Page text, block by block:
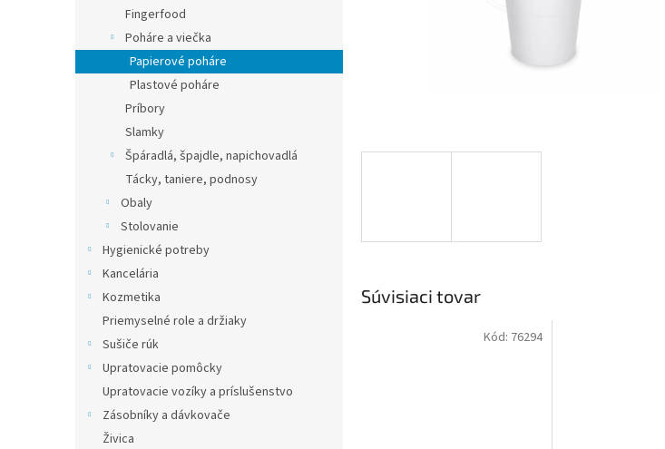
Fingerfood
Poháre a viečka
Papierové poháre
Plastové poháre
Príbory
Slamky
Špáradlá, špajdle, napichovadlá
Tácky, taniere, podnosy
Obaly
Stolovanie
Hygienické potreby
Kancelária
Kozmetika
Priemyselné role a držiaky
Sušiče rúk
Upratovacie pomôcky
Upratovacie vozíky a príslušenstvo
Zásobníky a dávkovače
Živica
Súvisiaci tovar
Kód: 76294